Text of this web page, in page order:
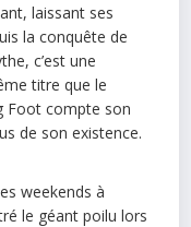
laissant ses
la conquête de
c’est une
titre que le
Foot compte son
de son existence.
weekends à
le géant poilu lors